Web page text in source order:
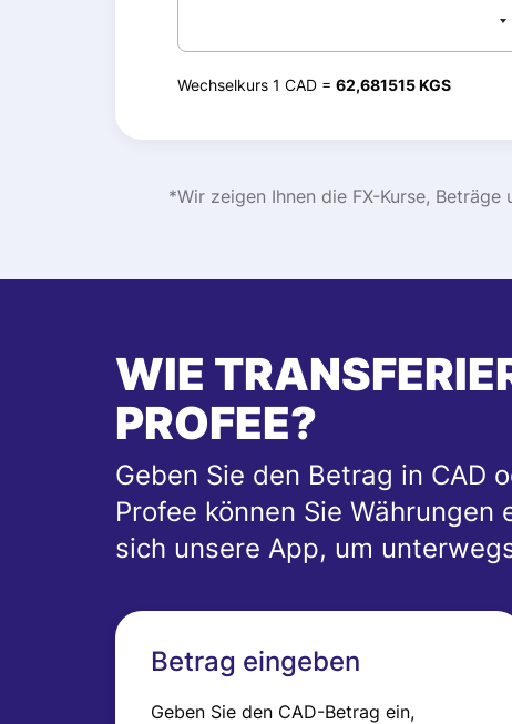
Wechselkurs 1 CAD = 62,681515 KGS
*Wir zeigen Ihnen die FX-Kurse,
WIE
PROFEE?
Geben Sie den Betrag in CAD
Profee können Sie
sich unsere App, um
Betrag eingeben
Geben Sie den CAD-Betrag ein,